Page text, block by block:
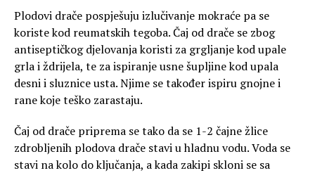
Plodovi drače pospješuju izlučivanje mokraće pa se
koriste kod reumatskih tegoba. Čaj od drače se zbog
antiseptičkog djelovanja koristi za grgljanje kod upale
grla i ždrijela, te za ispiranje usne šupljine kod upala
desni i sluznice usta. Njime se također ispiru gnojne i
rane koje teško zarastaju.
Čaj od drače priprema se tako da se 1-2 čajne žlice
zdrobljenih plodova drače stavi u hladnu vodu. Voda se
stavi na kolo do ključanja, a kada zakipi skloni se sa